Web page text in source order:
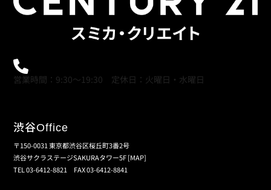
営業時間：9:30～19:30 定休日：火曜日・水曜日
渋谷Office
〒150-0031 東京都渋谷区桜丘町3番2号
渋谷サクラステージSAKURAタワー5F[MAP]
TEL 03-6412-8821 FAX 03-6412-8841